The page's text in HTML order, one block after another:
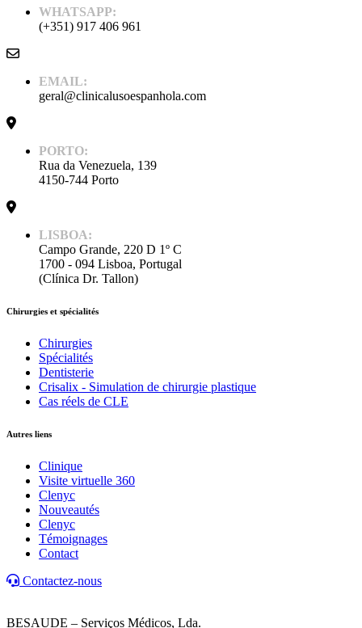
WHATSAPP:
(+351) 917 406 961
EMAIL:
geral@clinicalusoespanhola.com
PORTO:
Rua da Venezuela, 139
4150-744 Porto
LISBOA:
Campo Grande, 220 D 1º C
1700 - 094 Lisboa, Portugal
(Clínica Dr. Tallon)
Chirurgies et spécialités
Chirurgies
Spécialités
Dentisterie
Crisalix - Simulation de chirurgie plastique
Cas réels de CLE
Autres liens
Clinique
Visite virtuelle 360
Clenyc
Nouveautés
Clenyc
Témoignages
Contact
Contactez-nous
BESAUDE – Serviços Médicos, Lda.